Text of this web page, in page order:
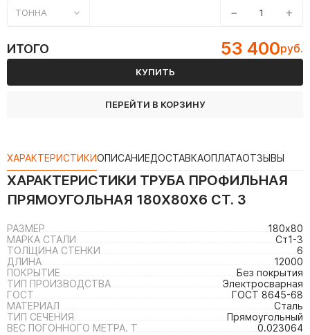
ТОННА − +
ИТОГО 53 400руб.
КУПИТЬ
ПЕРЕЙТИ В КОРЗИНУ
ХАРАКТЕРИСТИКИОПИСАНИЕДОСТАВКАОПЛАТАОТЗЫВЫ
ХАРАКТЕРИСТИКИ ТРУБА ПРОФИЛЬНАЯ
ПРЯМОУГОЛЬНАЯ 180Х80Х6 СТ. 3
РАЗМЕР
180х80
МАРКА СТАЛИ
Ст1-3
ТОЛЩИНА СТЕНКИ
6
ДЛИНА
12000
ПОКРЫТИЕ
Без покрытия
ТИП ПРОИЗВОДСТВА
Электросварная
ГОСТ
ГОСТ 8645-68
МАТЕРИАЛ
Сталь
ТИП СЕЧЕНИЯ
Прямоугольный
ВЕС ПОГОННОГО МЕТРА. Т
0.023064